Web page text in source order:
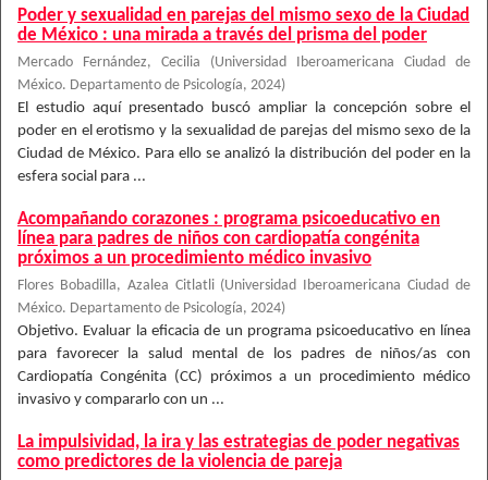
Poder y sexualidad en parejas del mismo sexo de la Ciudad
de México : una mirada a través del prisma del poder
Mercado Fernández, Cecilia (Universidad Iberoamericana Ciudad de
México. Departamento de Psicología, 2024)
El estudio aquí presentado buscó ampliar la concepción sobre el
poder en el erotismo y la sexualidad de parejas del mismo sexo de la
Ciudad de México. Para ello se analizó la distribución del poder en la
esfera social para ...
Acompañando corazones : programa psicoeducativo en
línea para padres de niños con cardiopatía congénita
próximos a un procedimiento médico invasivo
Flores Bobadilla, Azalea Citlatli (Universidad Iberoamericana Ciudad de
México. Departamento de Psicología, 2024)
Objetivo. Evaluar la eficacia de un programa psicoeducativo en línea
para favorecer la salud mental de los padres de niños/as con
Cardiopatía Congénita (CC) próximos a un procedimiento médico
invasivo y compararlo con un ...
La impulsividad, la ira y las estrategias de poder negativas
como predictores de la violencia de pareja